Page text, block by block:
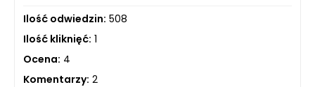
Ilość odwiedzin: 508
Ilość kliknięć: 1
Ocena: 4
Komentarzy: 2